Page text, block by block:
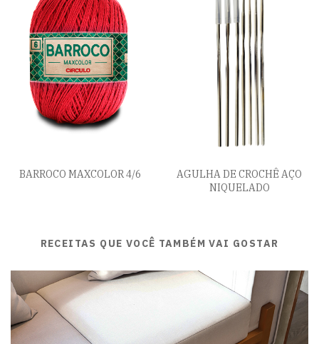
BARROCO MAXCOLOR 4/6
AGULHA DE CROCHÊ AÇO
NIQUELADO
RECEITAS QUE VOCÊ TAMBÉM VAI GOSTAR